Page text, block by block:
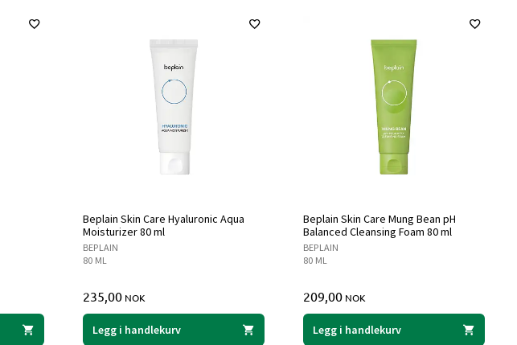
Beplain Skin Care Hyaluronic Aqua
Moisturizer 80 ml
BEPLAIN
80 ML
235,00 NOK
Legg i handlekurv
Beplain Skin Care Mung Bean pH
Balanced Cleansing Foam 80 ml
BEPLAIN
80 ML
209,00 NOK
Legg i handlekurv